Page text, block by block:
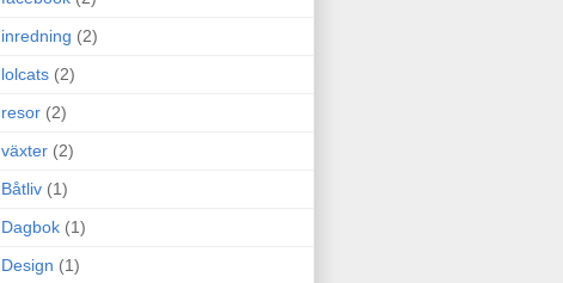
inredning (2)
lolcats (2)
resor (2)
växter (2)
Båtliv (1)
Dagbok (1)
Design (1)